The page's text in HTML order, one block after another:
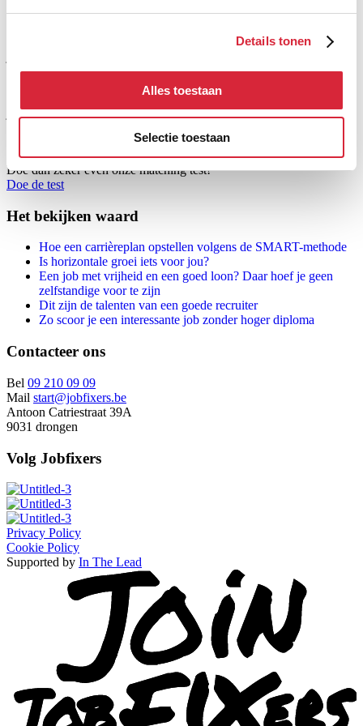
Details tonen
Alles toestaan
Selectie toestaan
GGMMI nageleefd wordt, schrijft de FOD.
De minimumlonen worden automatisch geïndexeerd en vanaf 1
Dat loon is een belangrijke bescherming, want je mag als
werknemer in geen enkele sector of onderneming voor een voltijdse
job minder loon krijgen dan dat bedrag. Meer betaald krijgen mag
Benieuwd of een job bij JobFIXers iets voor jou is?
Doe dan zeker even onze matching test!
Doe de test
Het bekijken waard
Hoe een carrièreplan opstellen volgens de SMART-methode
Is horizontale groei iets voor jou?
Een job met vrijheid en een goed loon? Daar hoef je geen
zelfstandige voor te zijn
Dit zijn de talenten van een goede recruiter
Zo scoor je een interessante job zonder hoger diploma
Contacteer ons
Bel 09 210 09 09
Mail start@jobfixers.be
Antoon Catriestraat 39A
9031 drongen
Volg Jobfixers
Privacy Policy
Cookie Policy
Supported by In The Lead